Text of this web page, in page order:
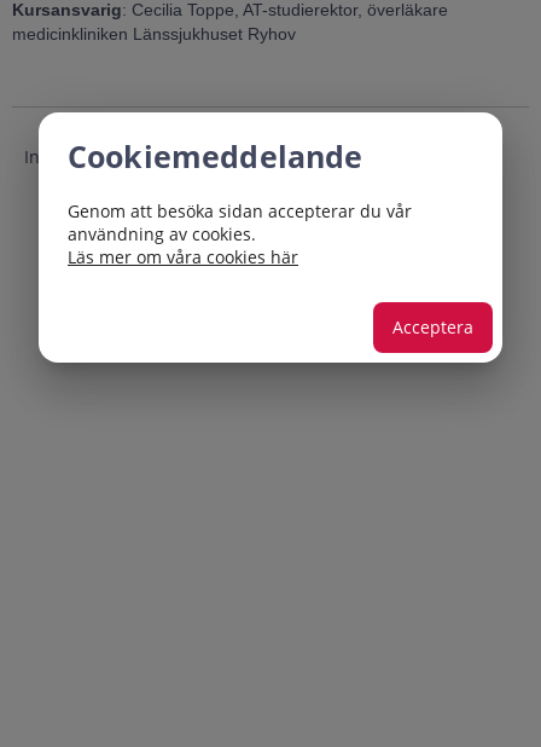
Kursansvarig: Cecilia Toppe, AT-studierektor, överläkare
medicinkliniken Länssjukhuset Ryhov
Inga träffarCookiemeddelande
Genom att besöka sidan accepterar du vår
användning av cookies.
Läs mer om våra cookies här
Acceptera